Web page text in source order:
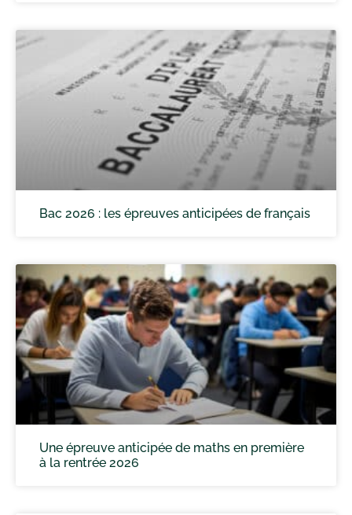
Bac 2026 : les épreuves anticipées de français
Une épreuve anticipée de maths en première
à la rentrée 2026